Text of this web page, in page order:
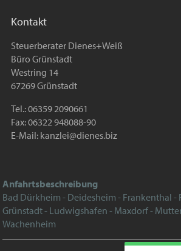
Kontakt
Steuerberater Dienes+Weiß
Büro Grünstadt
Westring 14
67269 Grünstadt
Tel.: 06359 2090661
Fax: 06322 948088-90
E-Mail: kanzlei@dienes.biz
Anfahrtsbeschreibung
Bad Dürkheim - Deidesheim - Frankenthal -
Grünstadt - Ludwigshafen - Maxdorf -
Wachenheim